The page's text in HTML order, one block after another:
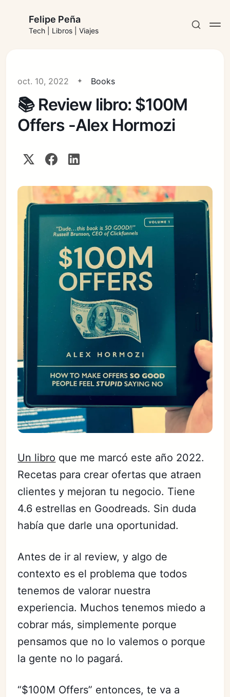
Felipe Peña
Tech | Libros | Viajes
Suscribirse
Iniciar sesión
oct. 10, 2022 Books
📚 Review libro: $100M
Offers -Alex Hormozi
Un libro que me marcó este año 2022.
Recetas para crear ofertas que atraen
clientes y mejoran tu negocio. Tiene
4.6 estrellas en Goodreads. Sin duda
había que darle una oportunidad.
Antes de ir al review, y algo de
contexto es el problema que todos
tenemos de valorar nuestra
experiencia. Muchos tenemos miedo a
cobrar más, simplemente porque
pensamos que no lo valemos o porque
la gente no lo pagará.
“$100M Offers” entonces, te va a